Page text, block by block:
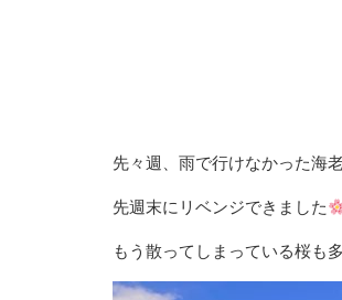
先々週、雨で行けなかった海
先週末にリベンジできました
もう散ってしまっている桜も